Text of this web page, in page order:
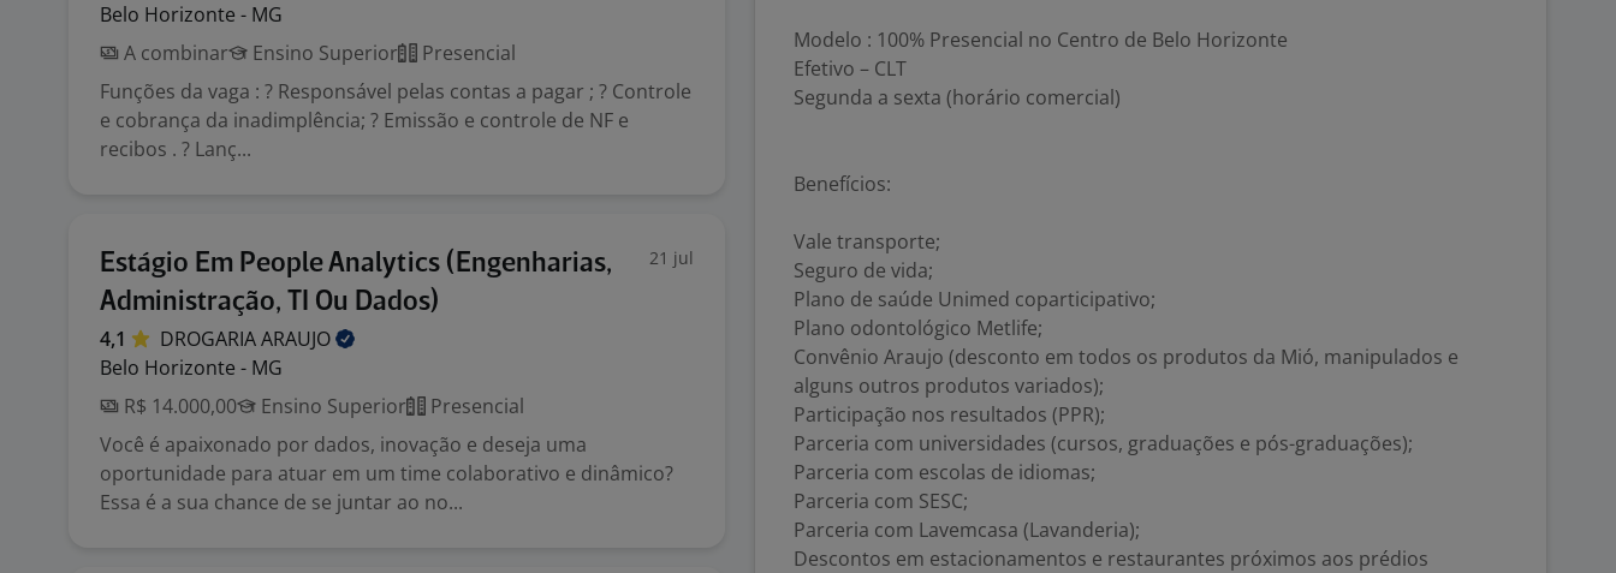
Belo Horizonte - MG
A combinar
Ensino Superior
Presencial
Funções da vaga : ? Responsável pelas contas a pagar ; ? Controle
e cobrança da inadimplência; ? Emissão e controle de NF e
recibos . ? Lanç...
Estágio Em People Analytics (Engenharias,
Administração, TI Ou Dados)
21 jul
4,1 DROGARIAARAUJO
Belo Horizonte - MG
R$ 14.000,00
Ensino Superior
Presencial
Você é apaixonado por dados, inovação e deseja uma
oportunidade para atuar em um time colaborativo e dinâmico?
Essa é a sua chance de se juntar ao no...
Modelo : 100% Presencial no Centro de Belo Horizonte
Efetivo – CLT
Segunda a sexta (horário comercial)
Benefícios:
Vale transporte;
Seguro de vida;
Plano de saúde Unimed coparticipativo;
Plano odontológico Metlife;
Convênio Araujo (desconto em todos os produtos da Mió, manipulados e
alguns outros produtos variados);
Participação nos resultados (PPR);
Parceria com universidades (cursos, graduações e pós-graduações);
Parceria com escolas de idiomas;
Parceria com SESC;
Parceria com Lavemcasa (Lavanderia);
Descontos em estacionamentos e restaurantes próximos aos prédios